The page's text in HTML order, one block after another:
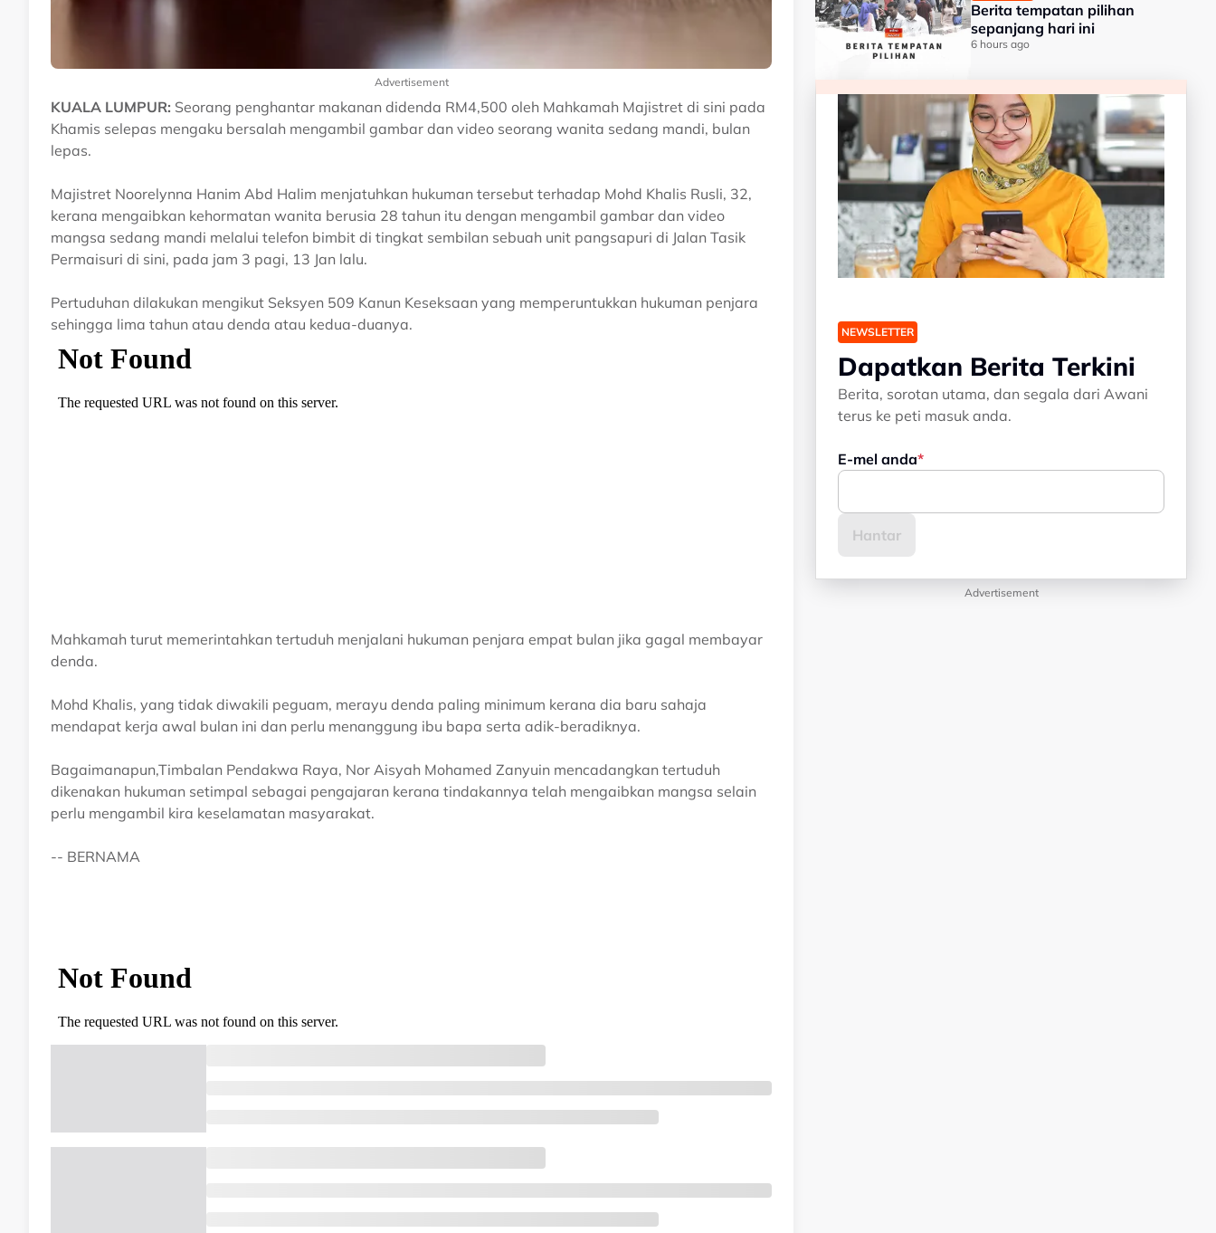
Advertisement
KUALA LUMPUR: Seorang penghantar makanan didenda RM4,500 oleh Mahkamah Majistret di sini pada
Khamis selepas mengaku bersalah mengambil gambar dan video seorang wanita sedang mandi, bulan
lepas.
Majistret Noorelynna Hanim Abd Halim menjatuhkan hukuman tersebut terhadap Mohd Khalis Rusli, 32,
kerana mengaibkan kehormatan wanita berusia 28 tahun itu dengan mengambil gambar dan video
mangsa sedang mandi melalui telefon bimbit di tingkat sembilan sebuah unit pangsapuri di Jalan Tasik
Permaisuri di sini, pada jam 3 pagi, 13 Jan lalu.
Pertuduhan dilakukan mengikut Seksyen 509 Kanun Keseksaan yang memperuntukkan hukuman penjara
sehingga lima tahun atau denda atau kedua-duanya.
Mahkamah turut memerintahkan tertuduh menjalani hukuman penjara empat bulan jika gagal membayar
denda.
Mohd Khalis, yang tidak diwakili peguam, merayu denda paling minimum kerana dia baru sahaja
mendapat kerja awal bulan ini dan perlu menanggung ibu bapa serta adik-beradiknya.
Bagaimanapun,Timbalan Pendakwa Raya, Nor Aisyah Mohamed Zanyuin mencadangkan tertuduh
dikenakan hukuman setimpal sebagai pengajaran kerana tindakannya telah mengaibkan mangsa selain
perlu mengambil kira keselamatan masyarakat.
-- BERNAMA
Berita tempatan pilihan
sepanjang hari ini
6 hours ago
NEWSLETTER
Dapatkan Berita Terkini
Berita, sorotan utama, dan segala dari Awani
terus ke peti masuk anda.
E-mel anda
Advertisement